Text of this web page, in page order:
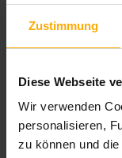
Zustimmung
Diese Webseite
Wir verwenden
personalisieren,
zu können und